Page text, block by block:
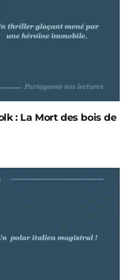
: La Mort des bois de